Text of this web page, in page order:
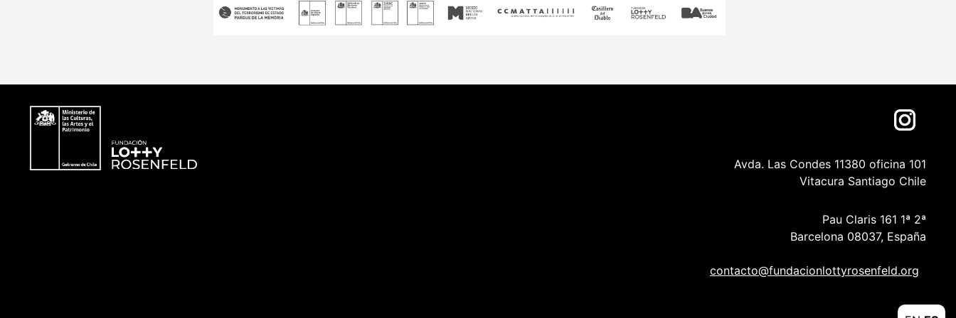
Avda. Las Condes 11380 oficina 101
Vitacura Santiago Chile
Pau Claris 161 1ª 2ª
Barcelona 08037, España
contacto@fundacionlottyrosenfeld.org